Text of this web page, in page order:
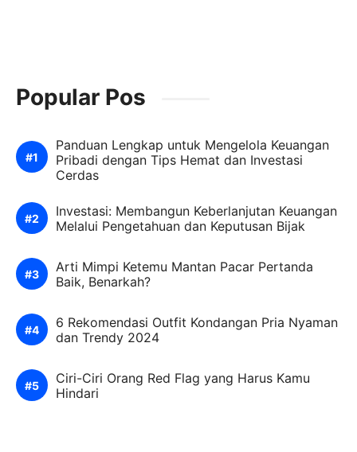
Popular Pos
Panduan Lengkap untuk Mengelola Keuangan
Pribadi dengan Tips Hemat dan Investasi
Cerdas
Investasi: Membangun Keberlanjutan Keuangan
Melalui Pengetahuan dan Keputusan Bijak
Arti Mimpi Ketemu Mantan Pacar Pertanda
Baik, Benarkah?
6 Rekomendasi Outfit Kondangan Pria Nyaman
dan Trendy 2024
Ciri-Ciri Orang Red Flag yang Harus Kamu
Hindari